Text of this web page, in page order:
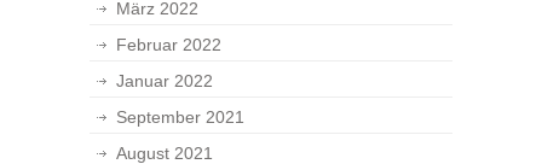
März 2022
Februar 2022
Januar 2022
September 2021
August 2021